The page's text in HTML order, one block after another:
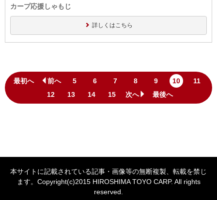
カープ応援しゃもじ
詳しくはこちら
最初へ 前へ 5 6 7 8 9 10
11
12
13 14 15 次へ 最後へ
本サイトに記載されている記事・画像等の無断複製、転載を禁じ
ます。Copyright(c)2015 HIROSHIMA TOYO CARP. All rights
reserved.